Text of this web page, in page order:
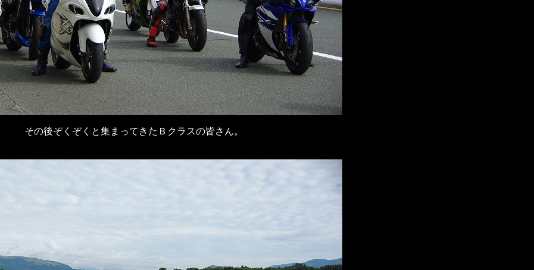
その後ぞくぞくと集まってきたＢクラスの皆さん。